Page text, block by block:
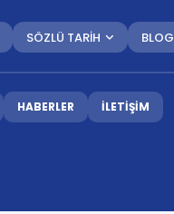
SÖZLÜ TARİH BLOG
HABERLER İLETİŞİM